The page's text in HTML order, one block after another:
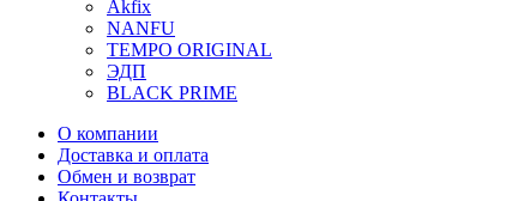
Akfix
NANFU
TEMPO ORIGINAL
ЭДП
BLACK PRIME
О компании
Доставка и оплата
Обмен и возврат